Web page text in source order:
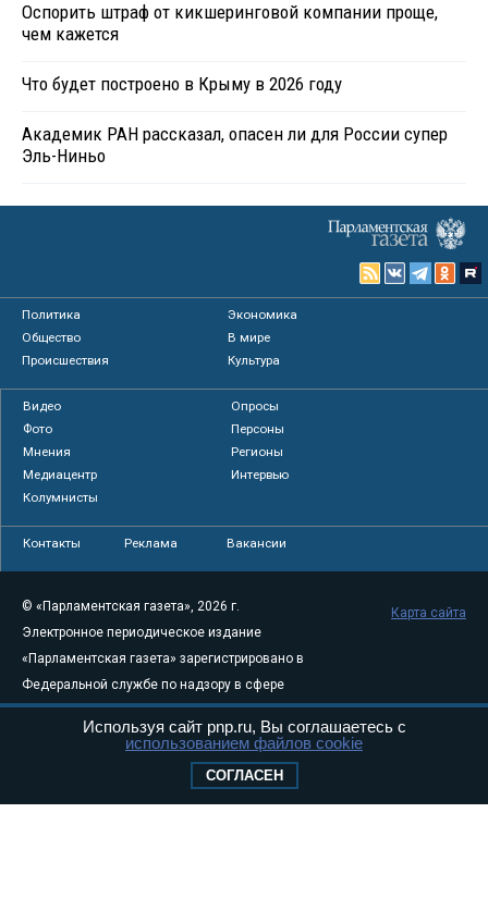
Оспорить штраф от кикшеринговой компании проще,
чем кажется
Что будет построено в Крыму в 2026 году
Академик РАН рассказал, опасен ли для России супер
Эль-Ниньо
Политика
Экономика
Общество
В мире
Происшествия
Культура
Видео
Опросы
Фото
Персоны
Мнения
Регионы
Медиацентр
Интервью
Колумнисты
Контакты Реклама Вакансии
© «Парламентская газета», 2026 г.
Электронное периодическое издание
«Парламентская газета» зарегистрировано в
Федеральной службе по надзору в сфере
связи, информационных технологий и
массовых коммуникаций (Роскомнадзор) 05
Свидетельство о регистрации Эл № ФС77-
Карта сайта
Используя сайт pnp.ru, Вы соглашаетесь с
использованием файлов cookie
СОГЛАСЕН